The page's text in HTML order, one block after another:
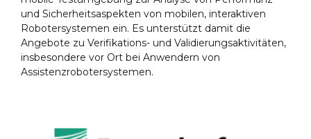
und Sicherheitsaspekten von mobilen, interaktiven
Robotersystemen ein. Es unterstützt damit die
Angebote zu Verifikations- und Validierungsaktivitäten,
insbesondere vor Ort bei Anwendern von
Assistenzrobotersystemen.